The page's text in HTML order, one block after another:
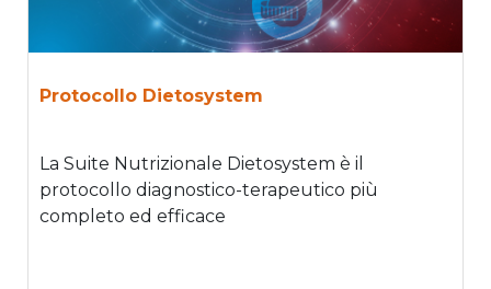
Protocollo Dietosystem
La Suite Nutrizionale Dietosystem è il
protocollo diagnostico-terapeutico più
completo ed efficace